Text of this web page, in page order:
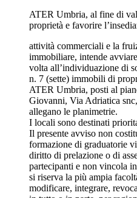
ATER Umbria, al fine di
proprietà e favorire
attività commerciali e la
immobiliare, intende
volta all’individuazione di
n. 7 (sette) immobili di
ATER Umbria, posti al
Giovanni, Via Adriatica
allegano le planimetrie.
I locali sono destinati
Il presente avviso non
formazione di graduatorie
diritto di prelazione o di
partecipanti e non vincola
si riserva la più ampia
modificare, integrare,